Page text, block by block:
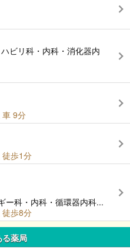
ビリ科・内科・消化器内
車 9分
徒歩1分
ー科・内科・循環器内科...
徒歩8分
薬局